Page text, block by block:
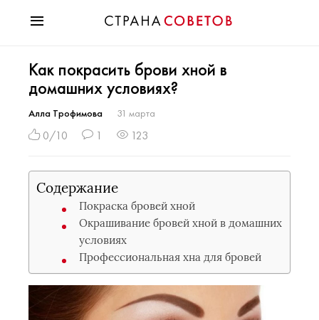
Мода
Звезды
Гороскопы
Здоровье
Хобби
Разное
Праздники
Как покрасить брови хной в
домашних условиях?
Алла Трофимова 31 марта
0/10 1 123
Содержание
Покраска бровей хной
Окрашивание бровей хной в домашних
условиях
Профессиональная хна для бровей